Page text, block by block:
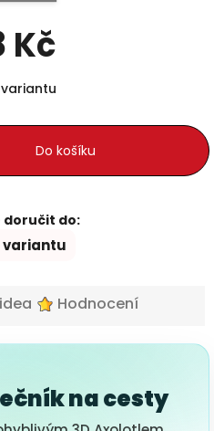
Kč
Do košíku
doručit do:
variantu
Hodnocení
na cesty